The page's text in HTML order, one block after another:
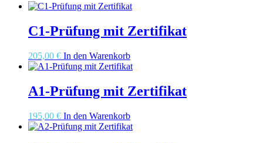
C1-Prüfung mit Zertifikat
205,00 € In den Warenkorb
A1-Prüfung mit Zertifikat
195,00 € In den Warenkorb